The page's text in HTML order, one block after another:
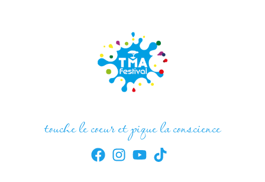
touche le coeur et pique la conscience